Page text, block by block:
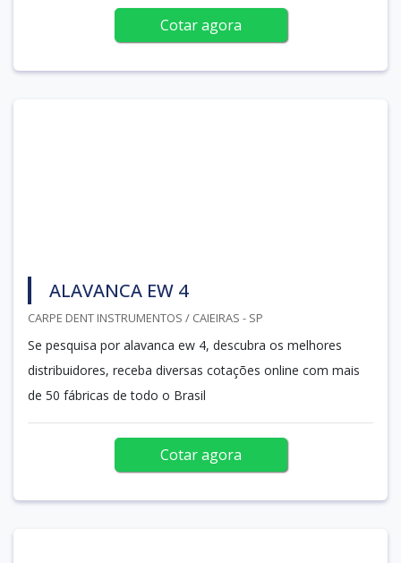
Cotar agora
ALAVANCA EW 4
CARPE DENT INSTRUMENTOS / CAIEIRAS - SP
Se pesquisa por alavanca ew 4, descubra os melhores
distribuidores, receba diversas cotações online com mais
de 50 fábricas de todo o Brasil
Cotar agora